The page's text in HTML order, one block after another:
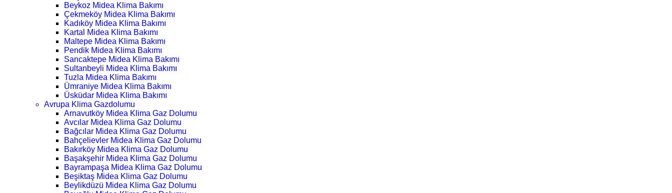
Beykoz Midea Klima Bakımı
Çekmeköy Midea Klima Bakımı
Kadıköy Midea Klima Bakımı
Kartal Midea Klima Bakımı
Maltepe Midea Klima Bakımı
Pendik Midea Klima Bakımı
Sancaktepe Midea Klima Bakımı
Sultanbeyli Midea Klima Bakımı
Tuzla Midea Klima Bakımı
Ümraniye Midea Klima Bakımı
Üsküdar Midea Klima Bakımı
Avrupa Klima Gazdolumu
Arnavutköy Midea Klima Gaz Dolumu
Avcılar Midea Klima Gaz Dolumu
Bağcılar Midea Klima Gaz Dolumu
Bahçelievler Midea Klima Gaz Dolumu
Bakırköy Midea Klima Gaz Dolumu
Başakşehir Midea Klima Gaz Dolumu
Bayrampaşa Midea Klima Gaz Dolumu
Beşiktaş Midea Klima Gaz Dolumu
Beylikdüzü Midea Klima Gaz Dolumu